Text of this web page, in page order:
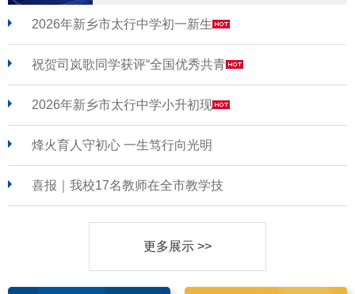
2026年新乡市太行中学初一新生
祝贺司岚歌同学获评“全国优秀共青
2026年新乡市太行中学小升初现
烽火育人守初心 一生笃行向光明
喜报｜我校17名教师在全市教学技
更多展示 >>